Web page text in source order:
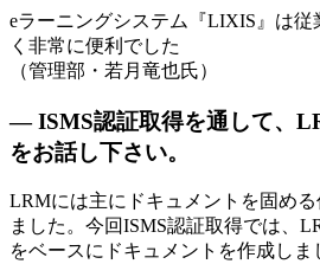
eラーニングシステム『LIXIS』は
く非常に便利でした
（管理部・若月竜也氏）
— ISMS認証取得を通して、
をお話し下さい。
LRMには主にドキュメントを固め
ました。今回ISMS認証取得では、
をベースにドキュメントを作成し